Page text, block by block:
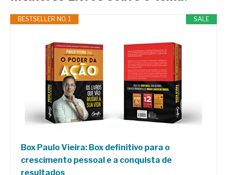
SALE
BESTSELLER NO. 1
Box Paulo Vieira: Box definitivo para o
crescimento pessoal e a conquista de
resultados